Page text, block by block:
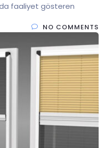
faaliyet gösteren
NO COMMENTS